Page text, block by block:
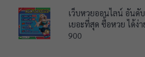
เว็บหวยออนไลน์ อันดั
เยอะที่สุด ซื้อหวย ได้ง่
900